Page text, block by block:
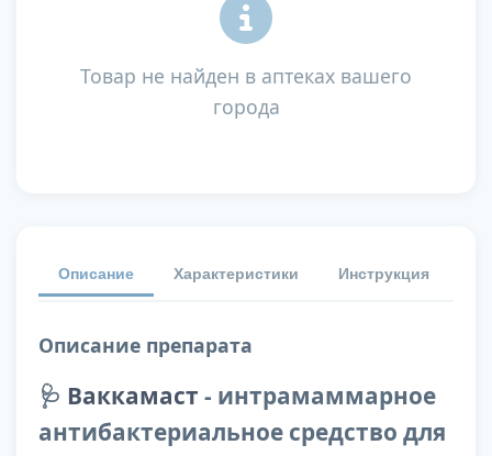
Товар не найден в аптеках вашего
города
Описание Характеристики Инструкция
Описание препарата
🩺 Ваккамаст - интрамаммарное
антибактериальное средство для